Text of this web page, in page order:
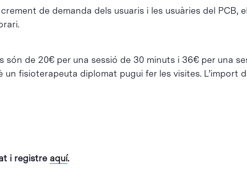
de demanda dels usuaris i les usuàries del PCB,
són de 20€ per una sessió de 30 minuts i 36€ per una
fisioterapeuta diplomat pugui fer les visites. L’import
i registre aquí.